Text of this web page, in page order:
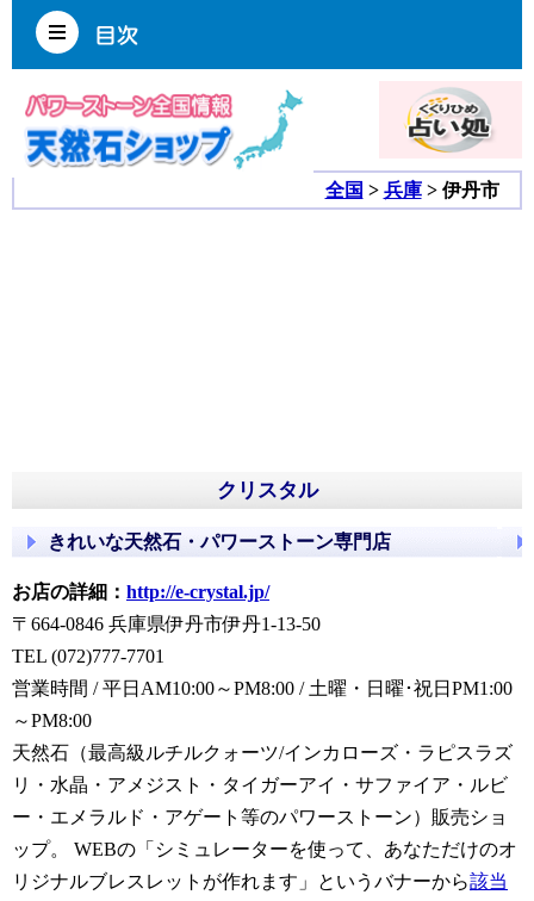
全国 > 兵庫> 伊丹市
クリスタル
きれいな天然石・パワーストーン専門店
お店の詳細： http://e-crystal.jp/
〒664-0846 兵庫県伊丹市伊丹1-13-50
TEL (072)777-7701
営業時間 / 平日AM10:00～PM8:00 / 土曜・日曜･祝日PM1:00
～PM8:00
天然石（最高級ルチルクォーツ/インカローズ・ラピスラズ
リ・水晶・アメジスト・タイガーアイ・サファイア・ルビ
ー・エメラルド・アゲート等のパワーストーン）販売ショ
ップ。 WEBの「シミュレーターを使って、あなただけのオ
リジナルブレスレットが作れます」というバナーから該当